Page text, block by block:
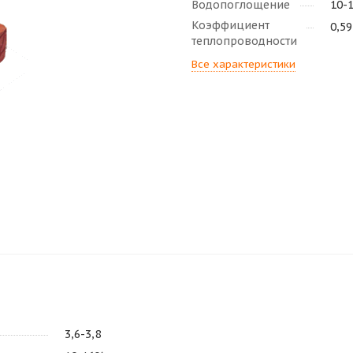
Водопоглощение
10-
Коэффициент
теплопроводности
0,59
Все характеристики
3,6-3,8